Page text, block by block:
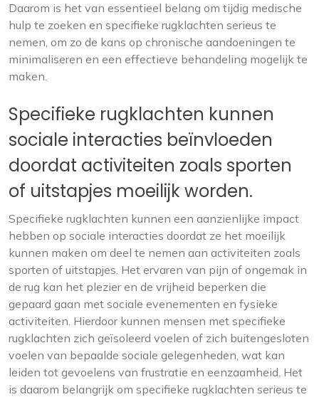
Daarom is het van essentieel belang om tijdig medische
hulp te zoeken en specifieke rugklachten serieus te
nemen, om zo de kans op chronische aandoeningen te
minimaliseren en een effectieve behandeling mogelijk te
maken.
Specifieke rugklachten kunnen
sociale interacties beïnvloeden
doordat activiteiten zoals sporten
of uitstapjes moeilijk worden.
Specifieke rugklachten kunnen een aanzienlijke impact
hebben op sociale interacties doordat ze het moeilijk
kunnen maken om deel te nemen aan activiteiten zoals
sporten of uitstapjes. Het ervaren van pijn of ongemak in
de rug kan het plezier en de vrijheid beperken die
gepaard gaan met sociale evenementen en fysieke
activiteiten. Hierdoor kunnen mensen met specifieke
rugklachten zich geïsoleerd voelen of zich buitengesloten
voelen van bepaalde sociale gelegenheden, wat kan
leiden tot gevoelens van frustratie en eenzaamheid. Het
is daarom belangrijk om specifieke rugklachten serieus te